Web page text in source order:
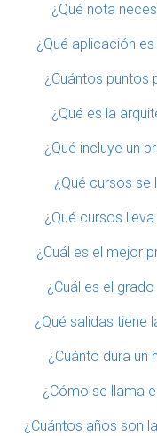
¿Qué nota
¿Qué aplicación
¿Cuántos puntos
¿Qué es la
¿Qué incluye un
¿Qué cursos se
¿Qué cursos
¿Cuál es el mejor
¿Cuál es el
¿Qué salidas tiene
¿Cuánto dura un
¿Cómo se llama
¿Cuántos años son